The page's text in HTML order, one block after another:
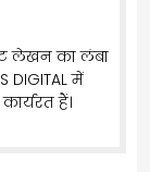
लेखन का लंबा
DIGITAL में
हैं।